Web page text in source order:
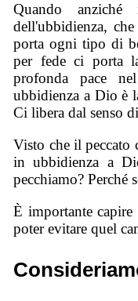
Quando
dell'ubbidienza,
porta ogni tipo di
per fede ci porta
profonda pace
ubbidienza a Dio è
Ci libera dal senso
Visto che il peccato
in ubbidienza a
pecchiamo? Perché
È importante
poter evitare quel